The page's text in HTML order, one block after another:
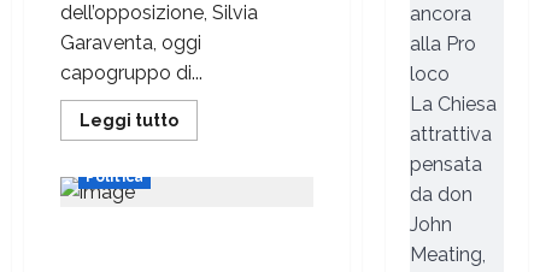
dell’opposizione, Silvia
Garaventa, oggi
capogruppo di...
Leggi tutto
Politica
ancora
alla Pro
loco
La Chiesa
attrattiva
pensata
da don
John
Meating,